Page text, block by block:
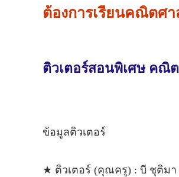
ต้องการเรียนคณิตศา
ติวเตอร์สอนพิเศษ คณิ
ข้อมูลติวเตอร์
★ ติวเตอร์ (คุณครู) : บี ชุติม